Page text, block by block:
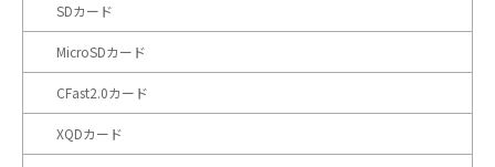
SDカード
MicroSDカード
CFast2.0カード
XQDカード